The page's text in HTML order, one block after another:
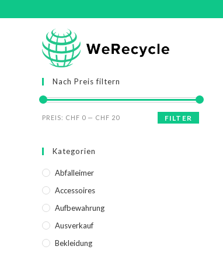
Nach Preis filtern
FILTER
PREIS: CHF 0 — CHF 20
Kategorien
Abfalleimer
Accessoires
Aufbewahrung
Ausverkauf
Bekleidung